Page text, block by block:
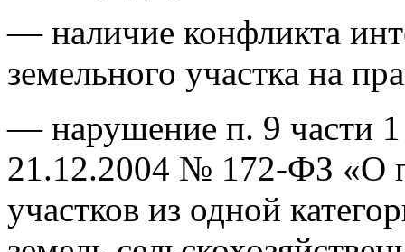
— наличие конфликта
земельного участка на
— нарушение п. 9 части 1
21.12.2004 № 172-ФЗ «О
участков из одной